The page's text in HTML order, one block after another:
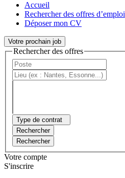
Accueil
Rechercher des offres d’emploi
Déposer mon CV
Votre prochain job
Rechercher des offres
Type de contrat
Rechercher
Rechercher
Votre compte
S'inscrire